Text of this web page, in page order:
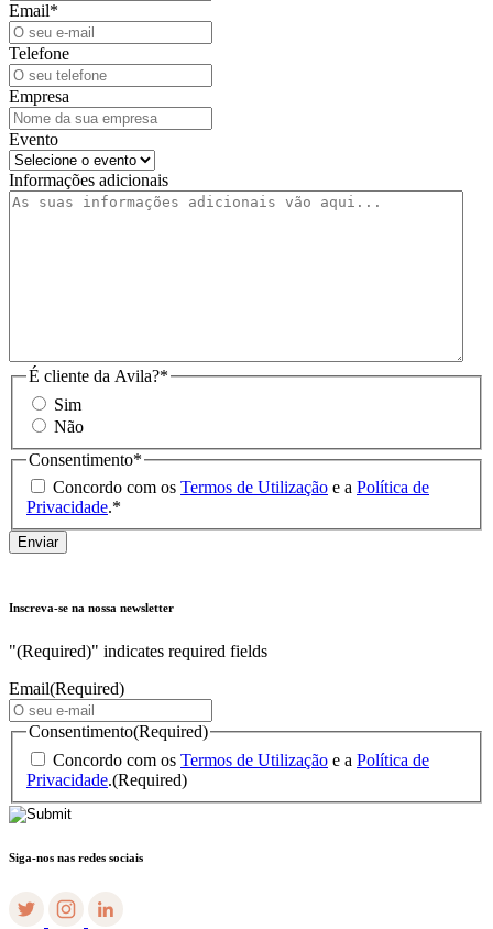
Email*
Telefone
Empresa
Evento
Informações adicionais
É cliente da Avila?*
Sim
Não
Consentimento*
Concordo com os Termos de Utilização e a Política de
Privacidade.*
Inscreva-se na nossa newsletter
"(Required)" indicates required fields
Email(Required)
Consentimento(Required)
Concordo com os Termos de Utilização e a Política de
Privacidade.(Required)
Siga-nos nas redes sociais